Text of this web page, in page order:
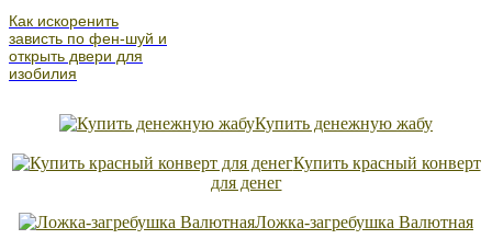
Как искоренить
зависть по фен-шуй и
открыть двери для
изобилия
Купить денежную жабу
Купить красный конверт
для денег
Ложка-загребушка Валютная